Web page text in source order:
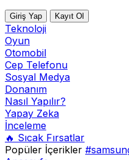
Giriş Yap Kayıt Ol
Teknoloji
Oyun
Otomobil
Cep Telefonu
Sosyal Medya
Donanım
Nasıl Yapılır?
Yapay Zeka
İnceleme
🔥 Sıcak Fırsatlar
Popüler İçerikler